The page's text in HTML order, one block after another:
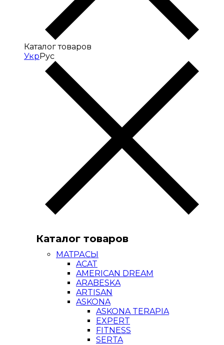
Каталог товаров
УкрРус
Каталог товаров
МАТРАСЫ
ACAT
AMERICAN DREAM
ARABESKA
ARTISAN
ASKONA
ASKONA TERAPIA
EXPERT
FITNESS
SERTA